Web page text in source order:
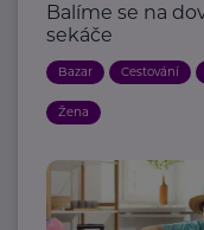
Balíme se na
sekáče
Bazar Cestování
Žena